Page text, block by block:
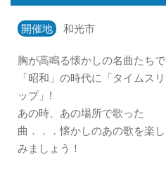
開催地 和光市
胸が高鳴る懐かしの名曲たちで
「昭和」の時代に「タイムスリ
ップ」!
あの時、あの場所で歌った
曲．．．懐かしのあの歌を楽し
みましょう！